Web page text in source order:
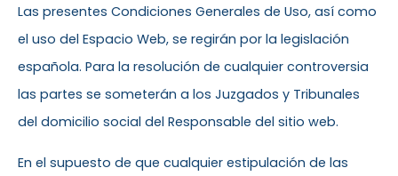
Las presentes Condiciones Generales de Uso, así como
el uso del Espacio Web, se regirán por la legislación
española. Para la resolución de cualquier controversia
las partes se someterán a los Juzgados y Tribunales
del domicilio social del Responsable del sitio web.
En el supuesto de que cualquier estipulación de las